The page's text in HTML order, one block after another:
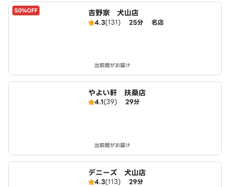
50%OFF 吉野家 犬山店
4.3(131) 25分 名店
出前館がお届け
やよい軒 扶桑店
4.1(39) 29分
出前館がお届け
デニーズ 犬山店
4.3(113) 29分